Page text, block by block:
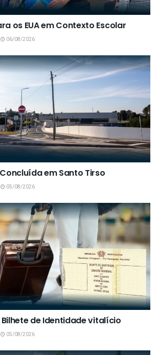
os EUA em Contexto Escolar
06/08/2026
em Santo Tirso
05/08/2026
de Identidade vitalício
05/08/2026